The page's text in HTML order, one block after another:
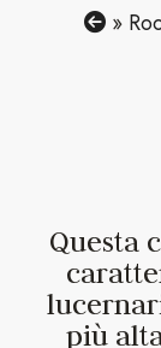
»
Questa
più